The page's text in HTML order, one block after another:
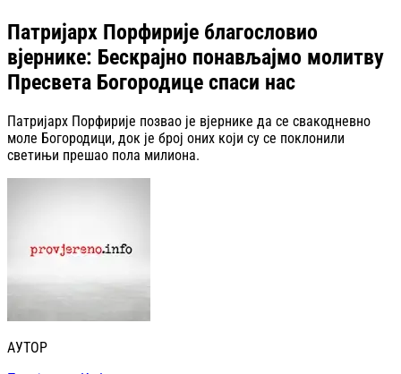
Патријарх Порфирије благословио
вјернике: Бескрајно понављајмо молитву
Пресвета Богородице спаси нас
Патријарх Порфирије позвао је вјернике да се свакодневно
моле Богородици, док је број оних који су се поклонили
светињи прешао пола милиона.
АУТОР